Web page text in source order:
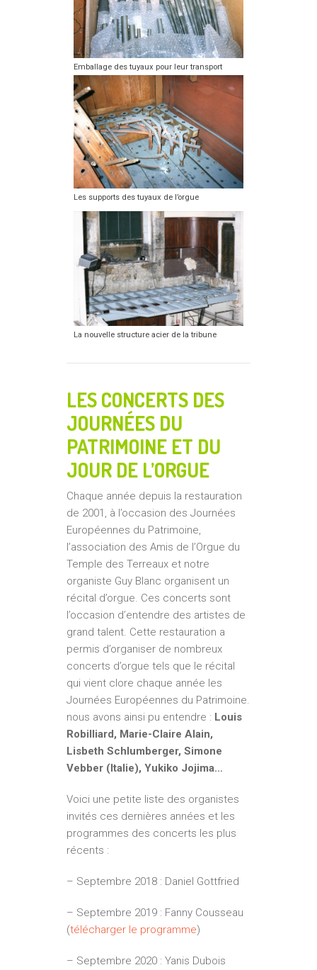
Emballage des tuyaux pour leur transport
Les supports des tuyaux de l’orgue
La nouvelle structure acier de la tribune
LES CONCERTS DES
JOURNÉES DU
PATRIMOINE ET DU
JOUR DE L’ORGUE
Chaque année depuis la restauration
de 2001, à l’occasion des Journées
Européennes du Patrimoine,
l’association des Amis de l’Orgue du
Temple des Terreaux et notre
organiste Guy Blanc organisent un
récital d’orgue. Ces concerts sont
l’occasion d’entendre des artistes de
grand talent. Cette restauration a
permis d’organiser de nombreux
concerts d’orgue tels que le récital
qui vient clore chaque année les
Journées Européennes du Patrimoine.
nous avons ainsi pu entendre : Louis
Robilliard, Marie-Claire Alain,
Lisbeth Schlumberger, Simone
Vebber (Italie), Yukiko Jojima…
Voici une petite liste des organistes
invités ces dernières années et les
programmes des concerts les plus
récents :
– Septembre 2018 : Daniel Gottfried
– Septembre 2019 : Fanny Cousseau
(télécharger le programme)
– Septembre 2020 : Yanis Dubois